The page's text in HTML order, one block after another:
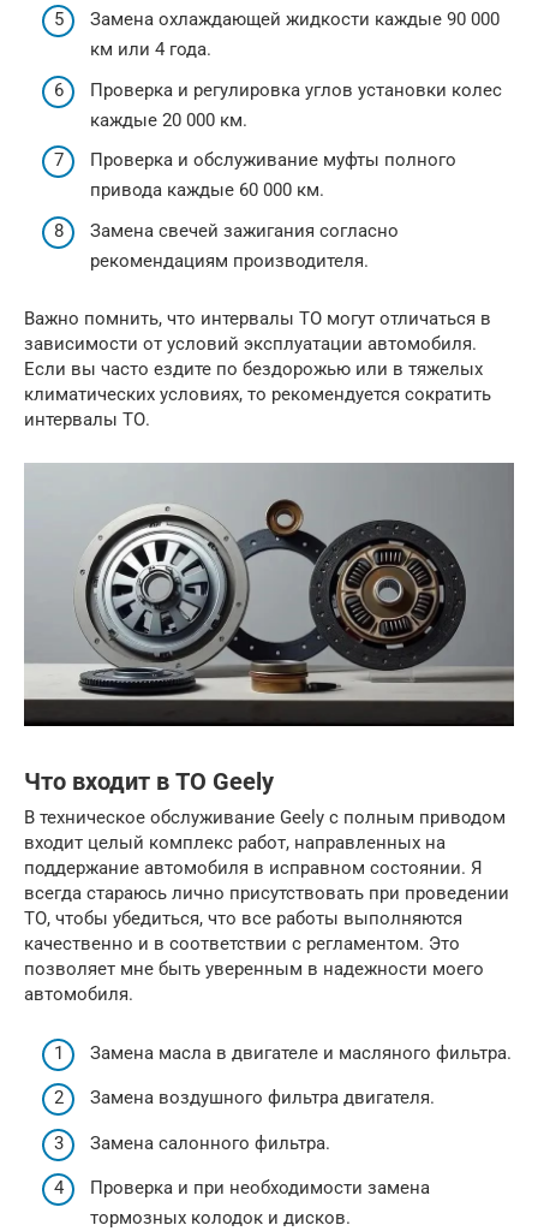
Замена охлаждающей жидкости каждые 90 000
км или 4 года.
Проверка и регулировка углов установки колес
каждые 20 000 км.
Проверка и обслуживание муфты полного
привода каждые 60 000 км.
Замена свечей зажигания согласно
рекомендациям производителя.
Важно помнить, что интервалы ТО могут отличаться в
зависимости от условий эксплуатации автомобиля.
Если вы часто ездите по бездорожью или в тяжелых
климатических условиях, то рекомендуется сократить
интервалы ТО.
Что входит в ТО Geely
В техническое обслуживание Geely с полным приводом
входит целый комплекс работ, направленных на
поддержание автомобиля в исправном состоянии. Я
всегда стараюсь лично присутствовать при проведении
ТО, чтобы убедиться, что все работы выполняются
качественно и в соответствии с регламентом. Это
позволяет мне быть уверенным в надежности моего
автомобиля.
Замена масла в двигателе и масляного фильтра.
Замена воздушного фильтра двигателя.
Замена салонного фильтра.
Проверка и при необходимости замена
тормозных колодок и дисков.